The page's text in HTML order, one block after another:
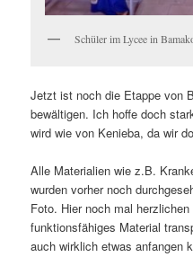
Schüler im Lycee in
Jetzt ist noch die Etappe von
bewältigen. Ich hoffe doch
wird wie von Kenieba, da wir
Alle Materialien wie z.B.
wurden vorher noch
Foto. Hier noch mal
funktionsfähiges Material
auch wirklich etwas anfangen